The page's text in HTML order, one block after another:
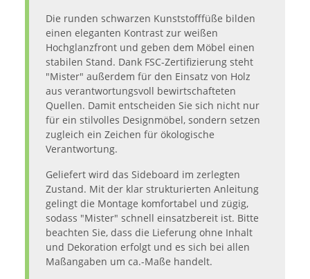
Die runden schwarzen Kunststofffüße bilden
einen eleganten Kontrast zur weißen
Hochglanzfront und geben dem Möbel einen
stabilen Stand. Dank FSC-Zertifizierung steht
"Mister" außerdem für den Einsatz von Holz
aus verantwortungsvoll bewirtschafteten
Quellen. Damit entscheiden Sie sich nicht nur
für ein stilvolles Designmöbel, sondern setzen
zugleich ein Zeichen für ökologische
Verantwortung.
Geliefert wird das Sideboard im zerlegten
Zustand. Mit der klar strukturierten Anleitung
gelingt die Montage komfortabel und zügig,
sodass "Mister" schnell einsatzbereit ist. Bitte
beachten Sie, dass die Lieferung ohne Inhalt
und Dekoration erfolgt und es sich bei allen
Maßangaben um ca.-Maße handelt.